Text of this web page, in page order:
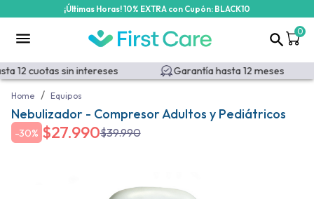
¡Últimas Horas! 10% EXTRA con Cupón: BLACK10
0
12 cuotas sin intereses Garantía hasta 12 meses
Home / Equipos
Nebulizador - Compresor Adultos y Pediátricos
-30% $27.990$39.990